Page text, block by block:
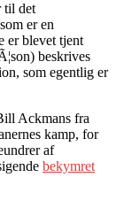
til det
er en
er blevet tjent
beskrives
som egentlig er
Ackmans fra
kamp, for
af
bekymret